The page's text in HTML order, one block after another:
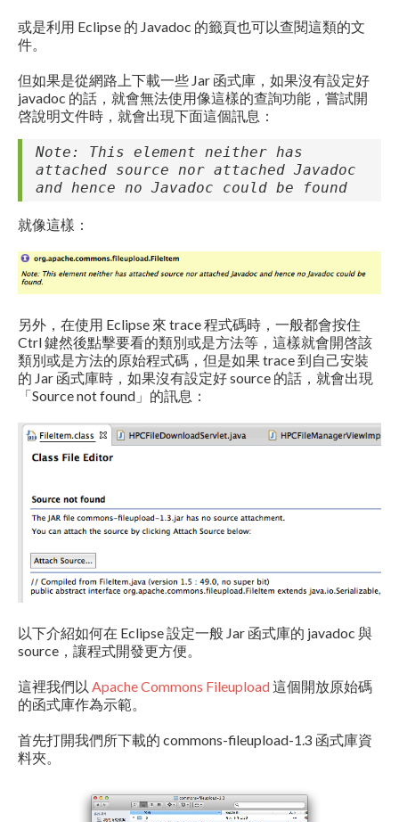
或是利用 Eclipse 的 Javadoc 的籤頁也可以查閱這類的文
件。
但如果是從網路上下載一些 Jar 函式庫，如果沒有設定好
javadoc 的話，就會無法使用像這樣的查詢功能，嘗試開
啓說明文件時，就會出現下面這個訊息：
Note: This element neither has
attached source nor attached Javadoc
and hence no Javadoc could be found
就像這樣：
另外，在使用 Eclipse 來 trace 程式碼時，一般都會按住
Ctrl 鍵然後點擊要看的類別或是方法等，這樣就會開啓該
類別或是方法的原始程式碼，但是如果 trace 到自己安裝
的 Jar 函式庫時，如果沒有設定好 source 的話，就會出現
「Source not found」的訊息：
以下介紹如何在 Eclipse 設定一般 Jar 函式庫的 javadoc 與
source，讓程式開發更方便。
這裡我們以 Apache Commons Fileupload 這個開放原始碼
的函式庫作為示範。
首先打開我們所下載的 commons-fileupload-1.3 函式庫資
料夾。